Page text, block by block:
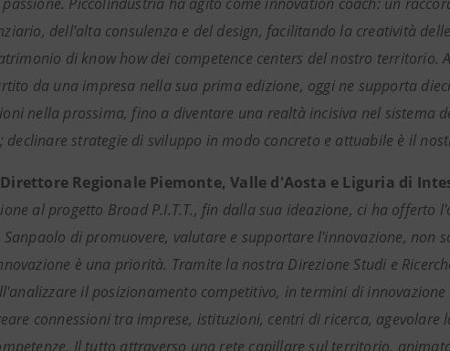
dell'alta consulenza e del design, facilitando la creatività
di know how dei competence centers del nostro territorio.
da una impresa nella sua prima edizione, oggi ne supporta
nella prossima, fino a diventare una realtà incisiva nel sistema
declinare strategie di sviluppo in modo concreto e attuabile è il
Regionale Piemonte, Valle d'Aosta e Liguria di
al progetto Broad P.I.T.T., fin dalla sua ideazione, ci ha offerto
Sanpaolo di promuovere, valutare e supportare l'innovazione, non
è una priorità. Tramite la nostra Direzione Studi e
il posizionamento competitivo, in termini di
connessioni tra imprese, istituzioni, centri di ricerca,
Il tutto attraverso una rete capillare sul territorio,